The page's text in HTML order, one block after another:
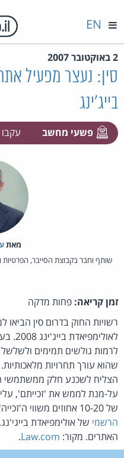
EN
2 באוקטובר 2007
סין: נעצר מפעיל
בייג'ינג
פשעי מחשב עקבו
מאת‏
שותף וחבר בקבוצת הסייבר, הפרטיות
זמן קריאה: פחות מדקה
רשויות החוק בדרום סין
לרמות גולשים תמימים ולשלשל
שהוא עורך תחרויות
הצליח לשכנע חלק ממשתמשי
על-מנת לממש את 'זכייתם',
של 10-20 אחוזים משווי ה'זכייה'. החשוד 'שיבט' את
הרשמי של אולימפיאדת
האתרים. מקור: Law.com
.